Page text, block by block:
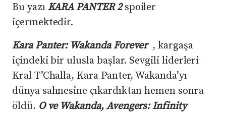
Bu yazı KARA PANTER 2spoiler
içermektedir.
Kara Panter: Wakanda Forever, kargaşa
içindeki bir ulusla başlar. Sevgili liderleri
Kral T’Challa, Kara Panter, Wakanda’yı
dünya sahnesine çıkardıktan hemen sonra
öldü. O ve Wakanda, Avengers: Infinity